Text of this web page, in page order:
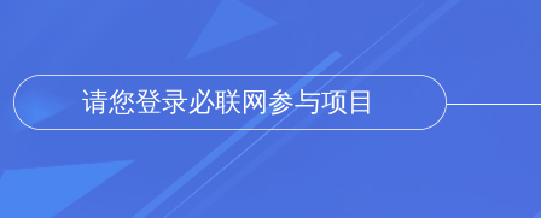
请您登录必联网参与项目